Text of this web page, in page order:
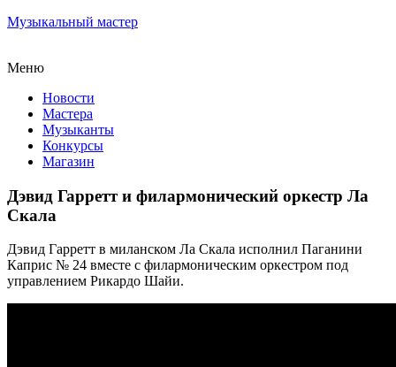
Музыкальный мастер
Меню
Новости
Мастера
Музыканты
Конкурсы
Магазин
Дэвид Гарретт и филармонический оркестр Ла
Скала
Дэвид Гарретт в миланском Ла Скала исполнил Паганини
Каприс № 24 вместе с филармоническим оркестром под
управлением Рикардо Шайи.